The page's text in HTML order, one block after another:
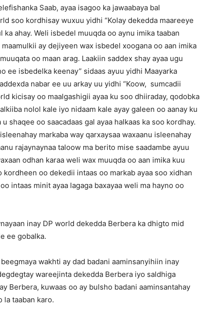
Saab, ayaa isagoo ka jawaabaya bal
soo kordhisay wuxuu yidhi “Kolay dekedda maareeye
ahay. Weli isbedel muuqda oo aynu imika taaban
ay dejiyeen wax isbedel xoogana oo aan imika
oo maan arag. Laakiin saddex shay ayaa ugu
ee isbedelka keenay” sidaas ayuu yidhi Maayarka
nabar ee uu arkay uu yidhi “Koow, sumcadii
kicisay oo maalgashigii ayaa ku soo dhiiraday, qodobka
nolol kale iyo nidaam kale ayay galeen oo aanay ku
shaqee oo saacadaas gal ayaa halkaas ka soo kordhay.
markaba way qarxaysaa waxaanu isleenahay
rajaynaynaa taloow ma berito mise saadambe ayuu
odhan karaa weli wax muuqda oo aan imika kuu
oo dekedii intaas oo markab ayaa soo xidhan
intaas minit ayaa lagaga baxayaa weli ma hayno oo
inay DP world dekedda Berbera ka dhigto mid
ee gobalka.
wakhti ay dad badani aaminsanyihiin inay
wareejinta dekedda Berbera iyo saldhiga
Berbera, kuwaas oo ay bulsho badani aaminsantahay
la taaban karo.